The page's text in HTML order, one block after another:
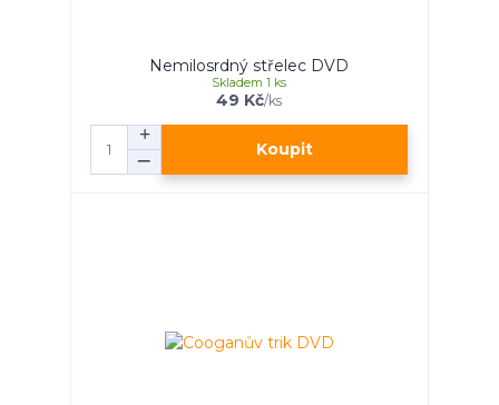
Nemilosrdný střelec DVD
49 Kč/ks
Skladem 1 ks
Koupit